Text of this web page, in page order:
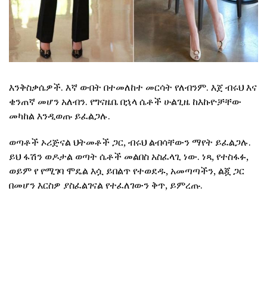
እንቅስቃሴዎች. እኛ ውበት በተመለከተ መርሳት የለብንም. እጀ ብሩህ እና
ቄንጠኛ መሆን አለብን. የግናዜቤ በኋላ ሴቶች ሁልጊዜ ከእኩዮቻቸው
መካከል እንዲወጡ ይፈልጋሉ.
ወጣቶች ኦሪጅናል ህትመቶች ጋር, ብሩህ ልብሳቸውን ማየት ይፈልጋሉ.
ይህ ፋሽን ወዶታል ወጣት ሴቶች መልበስ አስፈላጊ ነው. ነጻ, የተስፋፉ,
ወይም የ የሚገባ ሞዴል እሷ ይበልጥ የተወደዱ, አመጣጣችን, ልጇ ጋር
በመሆን እርስዎ ያስፈልገናል የተፈለገውን ቅጥ, ይምረጡ.